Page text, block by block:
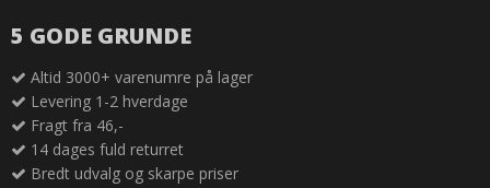
5 GODE GRUNDE
Altid 3000+ varenumre på lager
Levering 1-2 hverdage
Fragt fra 46,-
14 dages fuld returret
Bredt udvalg og skarpe priser